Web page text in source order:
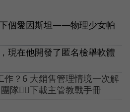
個愛因斯坦——物理少女帕
現在他開發了匿名檢舉軟體
作？6 大銷售管理情境一次解
隊👉🏻下載主管教戰手冊